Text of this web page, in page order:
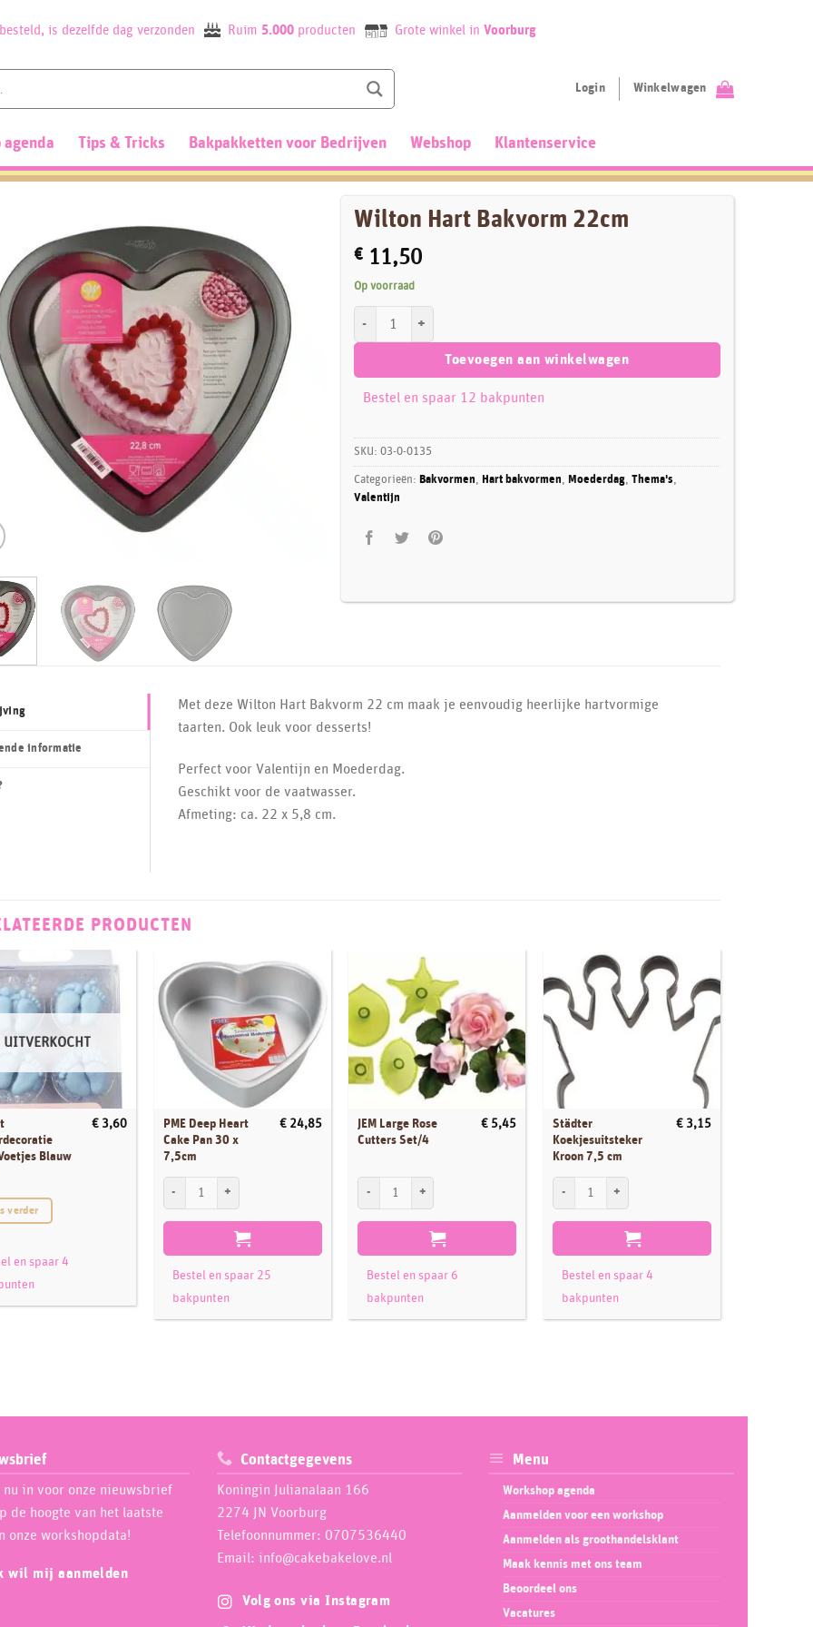
is dezelfde dag verzonden Ruim 5.000producten Grote winkel in Voorburg
Login Winkelwagen
agenda Tips & Tricks Bakpakketten voor Bedrijven Webshop Klantenservice
Wilton Hart Bakvorm 22cm
€11,50
Op voorraad
Toevoegen aan winkelwagen
Bestel en spaar 12 bakpunten
SKU: 03-0-0135
Categorieën: Bakvormen, Hart bakvormen, Moederdag, Thema's,
Valentijn
informatie
Met deze Wilton Hart Bakvorm 22 cm maak je eenvoudig heerlijke hartvormige
taarten. Ook leuk voor desserts!
Perfect voor Valentijn en Moederdag.
Geschikt voor de vaatwasser.
Afmeting: ca. 22 x 5,8 cm.
PRODUCTEN
UITVERKOCHT
Blauw
€3,60
verder
en spaar 4
PME Deep Heart
Cake Pan 30 x
7,5cm
€24,85
Bestel en spaar 25
bakpunten
JEM Large Rose
Cutters Set/4
€ 5,45
Bestel en spaar 6
bakpunten
Städter
Koekjesuitsteker
Kroon 7,5 cm
€ 3,15
Bestel en spaar 4
bakpunten
in voor onze nieuwsbrief
de hoogte van het laatste
onze workshopdata!
wil mij aanmelden
Contactgegevens
Koningin Julianalaan 166
2274 JN Voorburg
Telefoonnummer: 0707536440
Email: info@cakebakelove.nl
Volg ons via Instagram
Menu
Workshop agenda
Aanmelden voor een workshop
Aanmelden als groothandelsklant
Maak kennis met ons team
Beoordeel ons
Vacatures